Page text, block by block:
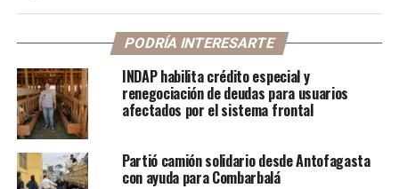
PODRÍA INTERESARTE
INDAP habilita crédito especial y
renegociación de deudas para usuarios
afectados por el sistema frontal
Partió camión solidario desde Antofagasta
con ayuda para Combarbalá